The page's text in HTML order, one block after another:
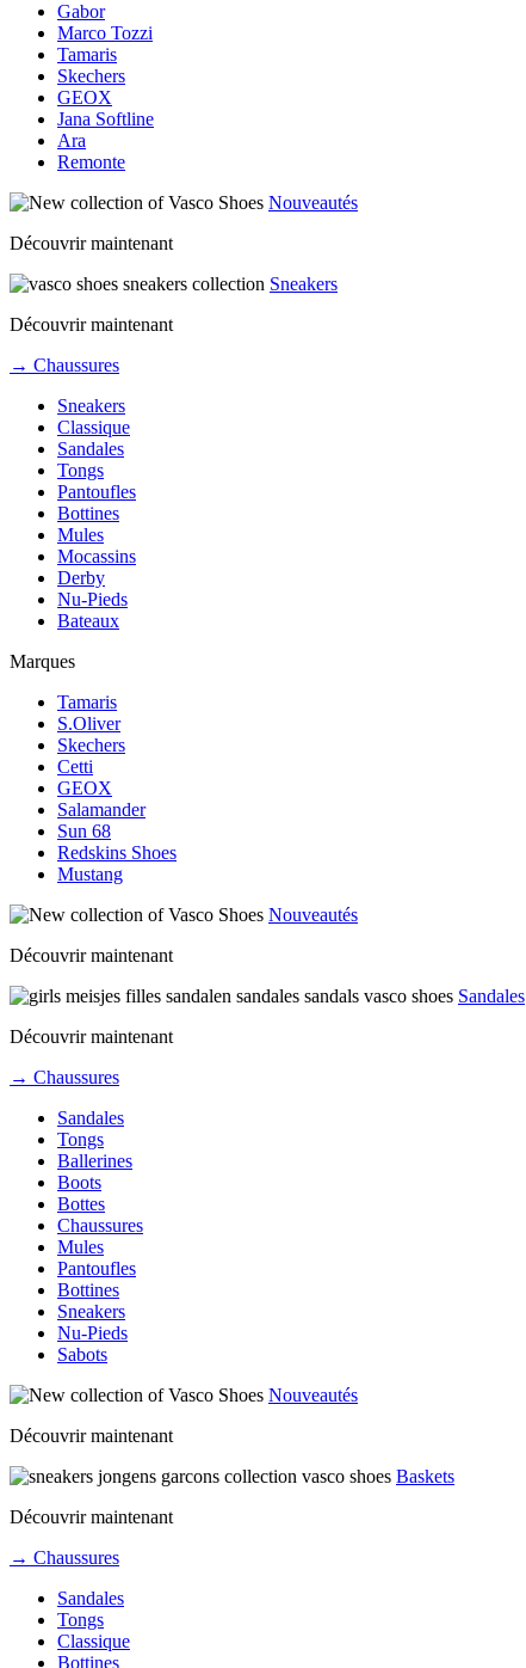
Gabor
Marco Tozzi
Tamaris
Skechers
GEOX
Jana Softline
Ara
Remonte
Nouveautés
Découvrir maintenant
Sneakers
Découvrir maintenant
→ Chaussures
Sneakers
Classique
Sandales
Tongs
Pantoufles
Bottines
Mules
Mocassins
Derby
Nu-Pieds
Bateaux
Marques
Tamaris
S.Oliver
Skechers
Cetti
GEOX
Salamander
Sun 68
Redskins Shoes
Mustang
Nouveautés
Découvrir maintenant
Sandales
Découvrir maintenant
→ Chaussures
Sandales
Tongs
Ballerines
Boots
Bottes
Chaussures
Mules
Pantoufles
Bottines
Sneakers
Nu-Pieds
Sabots
Nouveautés
Découvrir maintenant
Baskets
Découvrir maintenant
→ Chaussures
Sandales
Tongs
Classique
Bottines